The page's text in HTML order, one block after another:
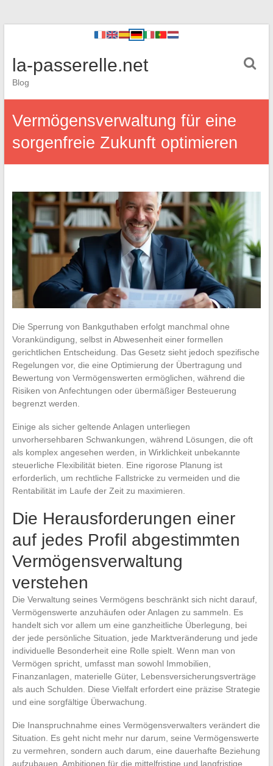
la-passerelle.net
Blog
Vermögensverwaltung für eine
sorgenfreie Zukunft optimieren
Die Sperrung von Bankguthaben erfolgt manchmal ohne
Vorankündigung, selbst in Abwesenheit einer formellen
gerichtlichen Entscheidung. Das Gesetz sieht jedoch spezifische
Regelungen vor, die eine Optimierung der Übertragung und
Bewertung von Vermögenswerten ermöglichen, während die
Risiken von Anfechtungen oder übermäßiger Besteuerung
begrenzt werden.
Einige als sicher geltende Anlagen unterliegen
unvorhersehbaren Schwankungen, während Lösungen, die oft
als komplex angesehen werden, in Wirklichkeit unbekannte
steuerliche Flexibilität bieten. Eine rigorose Planung ist
erforderlich, um rechtliche Fallstricke zu vermeiden und die
Rentabilität im Laufe der Zeit zu maximieren.
Die Herausforderungen einer
auf jedes Profil abgestimmten
Vermögensverwaltung
verstehen
Die Verwaltung seines Vermögens beschränkt sich nicht darauf,
Vermögenswerte anzuhäufen oder Anlagen zu sammeln. Es
handelt sich vor allem um eine ganzheitliche Überlegung, bei
der jede persönliche Situation, jede Marktveränderung und jede
individuelle Besonderheit eine Rolle spielt. Wenn man von
Vermögen spricht, umfasst man sowohl Immobilien,
Finanzanlagen, materielle Güter, Lebensversicherungsverträge
als auch Schulden. Diese Vielfalt erfordert eine präzise Strategie
und eine sorgfältige Überwachung.
Die Inanspruchnahme eines Vermögensverwalters verändert die
Situation. Es geht nicht mehr nur darum, seine Vermögenswerte
zu vermehren, sondern auch darum, eine dauerhafte Beziehung
aufzubauen, Ambitionen für die mittelfristige und langfristige